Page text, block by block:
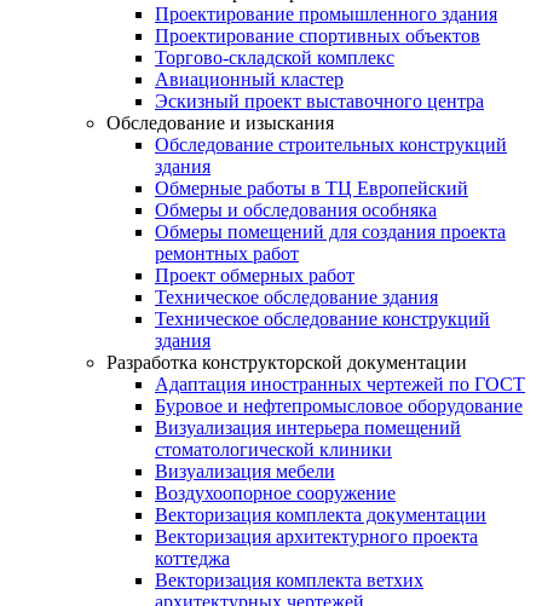
Проектирование промышленного здания
Проектирование спортивных объектов
Торгово-складской комплекс
Авиационный кластер
Эскизный проект выставочного центра
Обследование и изыскания
Обследование строительных конструкций
здания
Обмерные работы в ТЦ Европейский
Обмеры и обследования особняка
Обмеры помещений для создания проекта
ремонтных работ
Проект обмерных работ
Техническое обследование здания
Техническое обследование конструкций
здания
Разработка конструкторской документации
Адаптация иностранных чертежей по ГОСТ
Буровое и нефтепромысловое оборудование
Визуализация интерьера помещений
стоматологической клиники
Визуализация мебели
Воздухоопорное сооружение
Векторизация комплекта документации
Векторизация архитектурного проекта
коттеджа
Векторизация комплекта ветхих
архитектурных чертежей